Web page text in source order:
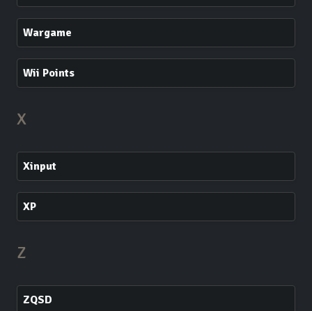
Wargame
Wii Points
X
Xinput
XP
Z
ZQSD